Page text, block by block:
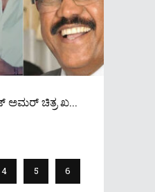
ಅಮರ್ ಚಿತ್ರ ಖ...
4 5 6